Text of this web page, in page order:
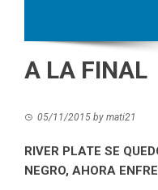
A LA FINAL
05/11/2015 by mati21
RIVER PLATE SE
NEGRO, AHORA